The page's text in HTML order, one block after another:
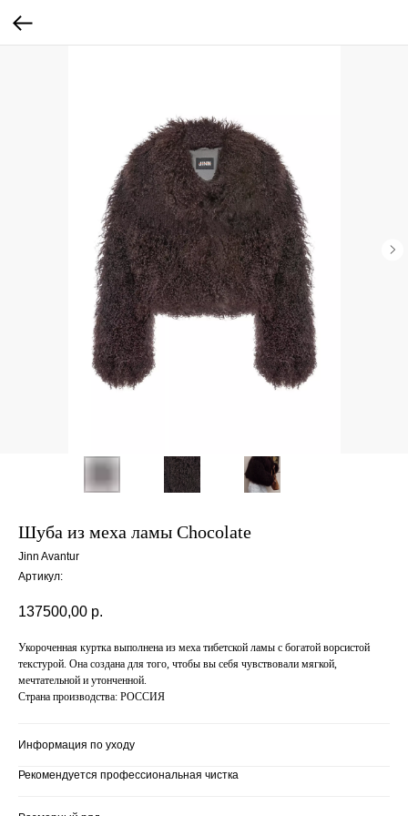
Шуба из меха ламы Chocolate
Jinn Avantur
Артикул:
137500,00 р.
Укороченная куртка выполнена из меха тибетской ламы с богатой ворсистой
текстурой. Она создана для того, чтобы вы себя чувствовали мягкой,
мечтательной и утонченной.
Страна производства: РОССИЯ
Информация по уходу
Рекомендуется профессиональная чистка